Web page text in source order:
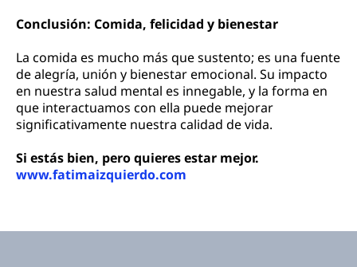
Conclusión: Comida, felicidad y bienestar
La comida es mucho más que sustento; es una fuente
de alegría, unión y bienestar emocional. Su impacto
en nuestra salud mental es innegable, y la forma en
que interactuamos con ella puede mejorar
significativamente nuestra calidad de vida.
Si estás bien, pero quieres estar mejor.
www.fatimaizquierdo.com